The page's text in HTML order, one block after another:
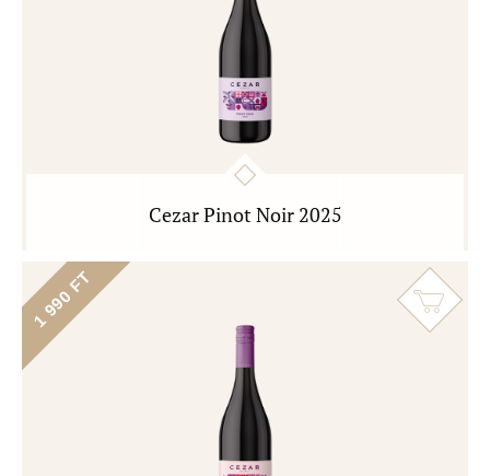
Cezar Pinot Noir 2025
1 990 FT